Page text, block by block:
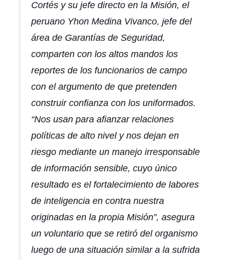
Cortés y su jefe directo en la Misión, el
peruano Yhon Medina Vivanco, jefe del
área de Garantías de Seguridad,
comparten con los altos mandos los
reportes de los funcionarios de campo
con el argumento de que pretenden
construir confianza con los uniformados.
“Nos usan para afianzar relaciones
políticas de alto nivel y nos dejan en
riesgo mediante un manejo irresponsable
de información sensible, cuyo único
resultado es el fortalecimiento de labores
de inteligencia en contra nuestra
originadas en la propia Misión”, asegura
un voluntario que se retiró del organismo
luego de una situación similar a la sufrida